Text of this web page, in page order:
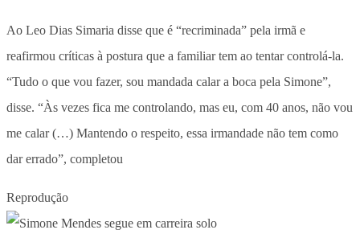
Ao Leo Dias Simaria disse que é “recriminada” pela irmã e
reafirmou críticas à postura que a familiar tem ao tentar controlá-la.
“Tudo o que vou fazer, sou mandada calar a boca pela Simone”,
disse. “Às vezes fica me controlando, mas eu, com 40 anos, não vou
me calar (…) Mantendo o respeito, essa irmandade não tem como
dar errado”, completou
Reprodução